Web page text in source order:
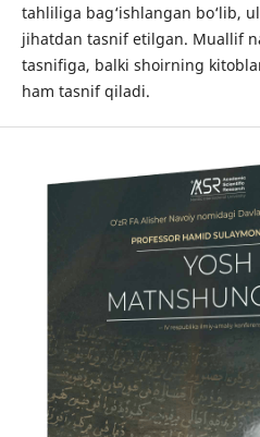
tahliliga bag‘ishlangan bo‘lib,
jihatdan tasnif etilgan. Muallif
tasnifiga, balki shoirning
ham tasnif qiladi.